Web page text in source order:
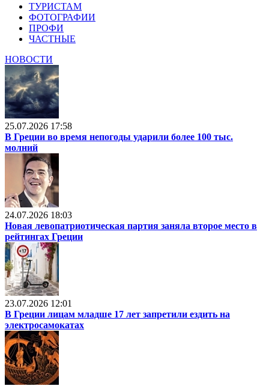
ТУРИСТАМ
ФОТОГРАФИИ
ПРОФИ
ЧАСТНЫЕ
НОВОСТИ
25.07.2026 17:58
В Греции во время непогоды ударили более 100 тыс.
молний
24.07.2026 18:03
Новая левопатриотическая партия заняла второе место в
рейтингах Греции
23.07.2026 12:01
В Греции лицам младше 17 лет запретили ездить на
электросамокатах